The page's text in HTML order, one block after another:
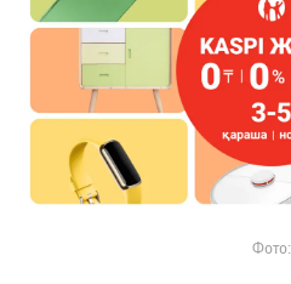
Фото: